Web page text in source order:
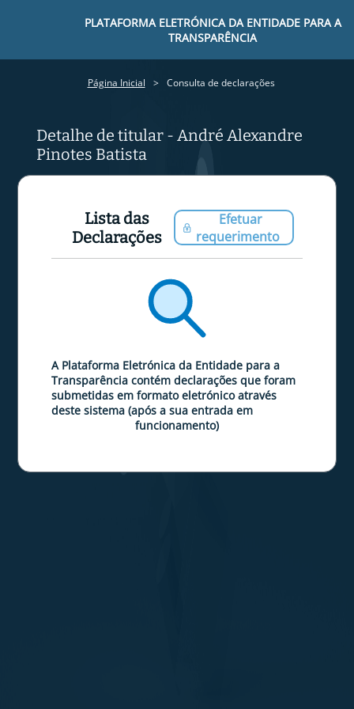
PLATAFORMA ELETRÓNICA DA ENTIDADE PARA A
TRANSPARÊNCIA
Página Inicial Consulta de declarações
Detalhe de titular - André Alexandre
Pinotes Batista
Lista das
Declarações
Efetuar
requerimento
A Plataforma Eletrónica da Entidade para a
Transparência contém declarações que foram
submetidas em formato eletrónico através
deste sistema (após a sua entrada em
funcionamento)